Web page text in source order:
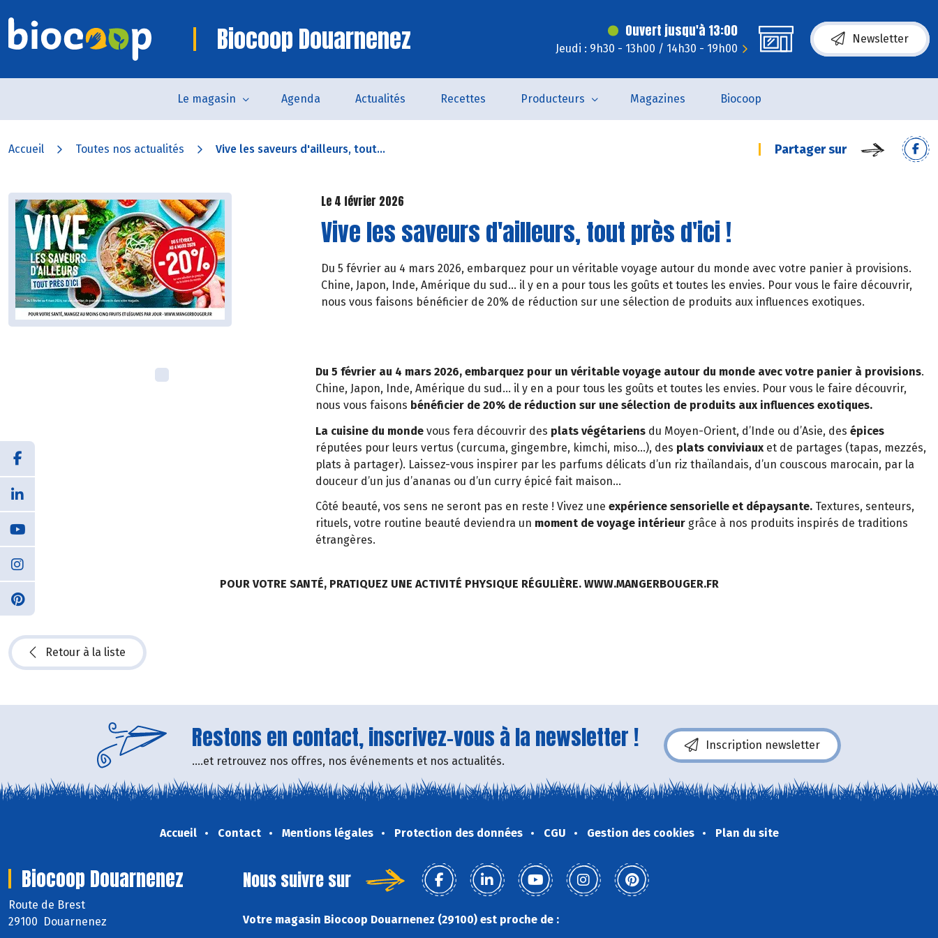
Biocoop Douarnenez Ouvert jusqu'à 13:00
Jeudi : 9h30 - 13h00 / 14h30 - 19h00
Newsletter
Le magasin Agenda Actualités Recettes Producteurs Magazines Biocoop
Accueil Toutes nos actualités Vive les saveurs d'ailleurs, tout... Partager sur
Le 4 février 2026
Vive les saveurs d'ailleurs, tout près d'ici !
Du 5 février au 4 mars 2026, embarquez pour un véritable voyage autour du monde avec votre panier à provisions.
Chine, Japon, Inde, Amérique du sud… il y en a pour tous les goûts et toutes les envies. Pour vous le faire découvrir,
nous vous faisons bénéficier de 20% de réduction sur une sélection de produits aux influences exotiques.
Du 5 février au 4 mars 2026, embarquez pour un véritable voyage autour du monde avec votre panier à provisions.
Chine, Japon, Inde, Amérique du sud… il y en a pour tous les goûts et toutes les envies. Pour vous le faire découvrir,
nous vous faisons bénéficier de 20% de réduction sur une sélection de produits aux influences exotiques.
La cuisine du mondevous fera découvrir des plats végétariensdu Moyen-Orient, d’Inde ou d’Asie, des épices
réputées pour leurs vertus (curcuma, gingembre, kimchi, miso…), des plats conviviauxet de partages (tapas, mezzés,
plats à partager). Laissez-vous inspirer par les parfums délicats d’un riz thaïlandais, d’un couscous marocain, par la
douceur d’un jus d’ananas ou d’un curry épicé fait maison…
Côté beauté, vos sens ne seront pas en reste ! Vivez une expérience sensorielle et dépaysante. Textures, senteurs,
rituels, votre routine beauté deviendra un moment de voyage intérieurgrâce à nos produits inspirés de traditions
étrangères.
POUR VOTRE SANTÉ, PRATIQUEZ UNE ACTIVITÉ PHYSIQUE RÉGULIÈRE. WWW.MANGERBOUGER.FR
Retour à la liste
Restons en contact, inscrivez-vous à la newsletter !
....et retrouvez nos offres, nos événements et nos actualités.
Inscription newsletter
Accueil Contact Mentions légales Protection des données CGU Gestion des cookies Plan du site
Biocoop Douarnenez
Route de Brest
29100 Douarnenez
Nous suivre sur
Votre magasin Biocoop Douarnenez (29100) est proche de :